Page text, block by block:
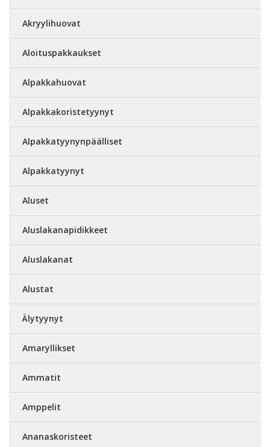
Akryylihuovat
Aloituspakkaukset
Alpakkahuovat
Alpakkakoristetyynyt
Alpakkatyynynpäälliset
Alpakkatyynyt
Aluset
Aluslakanapidikkeet
Aluslakanat
Alustat
Älytyynyt
Amaryllikset
Ammatit
Amppelit
Ananaskoristeet